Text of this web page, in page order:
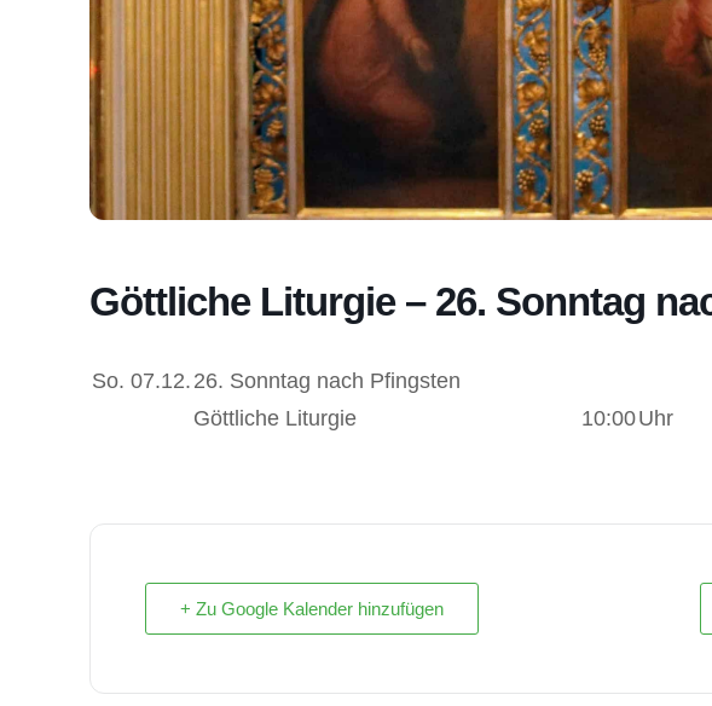
Göttliche Liturgie – 26. Sonntag
So. 07.12. 26. Sonntag nach Pfingsten
Göttliche Liturgie
10:00Uhr
+ Zu Google Kalender hinzufügen